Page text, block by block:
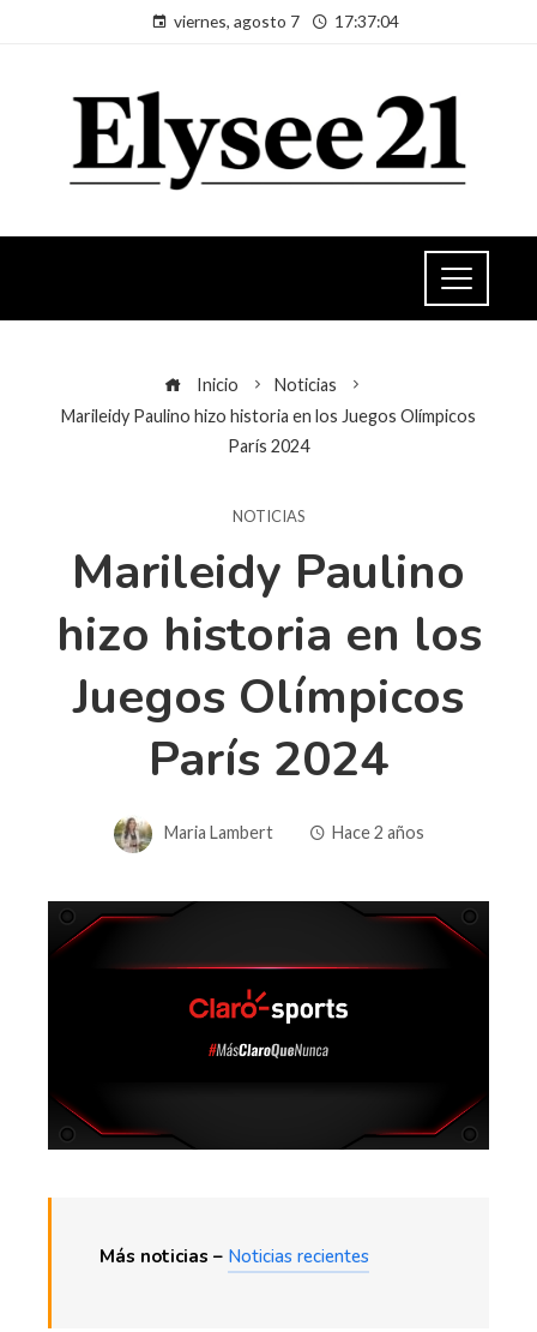
viernes, agosto 7 17:37:05
Inicio
Noticias
Marileidy Paulino hizo historia en los Juegos Olímpicos
París 2024
NOTICIAS
Marileidy Paulino
hizo historia en los
Juegos Olímpicos
París 2024
Maria Lambert Hace 2 años
Más noticias – Noticias recientes